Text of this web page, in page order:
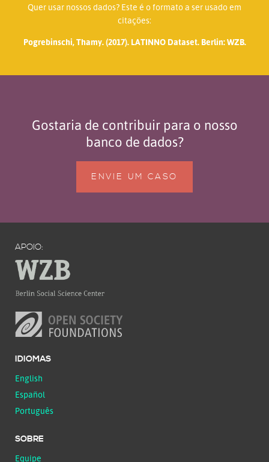
Quer usar nossos dados? Este é o formato a ser usado em
citações:
Pogrebinschi, Thamy. (2017). LATINNO Dataset. Berlin: WZB.
Gostaria de contribuir para o nosso
banco de dados?
ENVIE UM CASO
APOIO:
IDIOMAS
English
Español
Português
SOBRE
Equipe